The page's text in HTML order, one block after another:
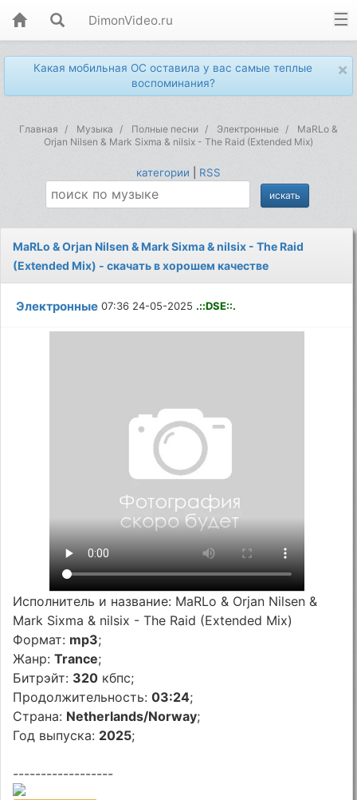
DimonVideo.ru
×
Какая мобильная ОС оставила у вас самые теплые
воспоминания?
Главная Музыка Полные песни Электронные
MaRLo &
Orjan Nilsen & Mark Sixma & nilsix - The Raid (Extended Mix)
категории RSS
MaRLo & Orjan Nilsen & Mark Sixma & nilsix - The Raid
(Extended Mix) - скачать в хорошем качестве
Электронные 07:36 24-05-2025 .::DSE::.
Исполнитель и название: MaRLo & Orjan Nilsen &
Mark Sixma & nilsix - The Raid (Extended Mix)
Формат: mp3;
Жанр:Trance;
Битрэйт: 320 кбпс;
Продолжительность:03:24;
Страна: Netherlands/Norway;
Год выпуска: 2025;
------------------